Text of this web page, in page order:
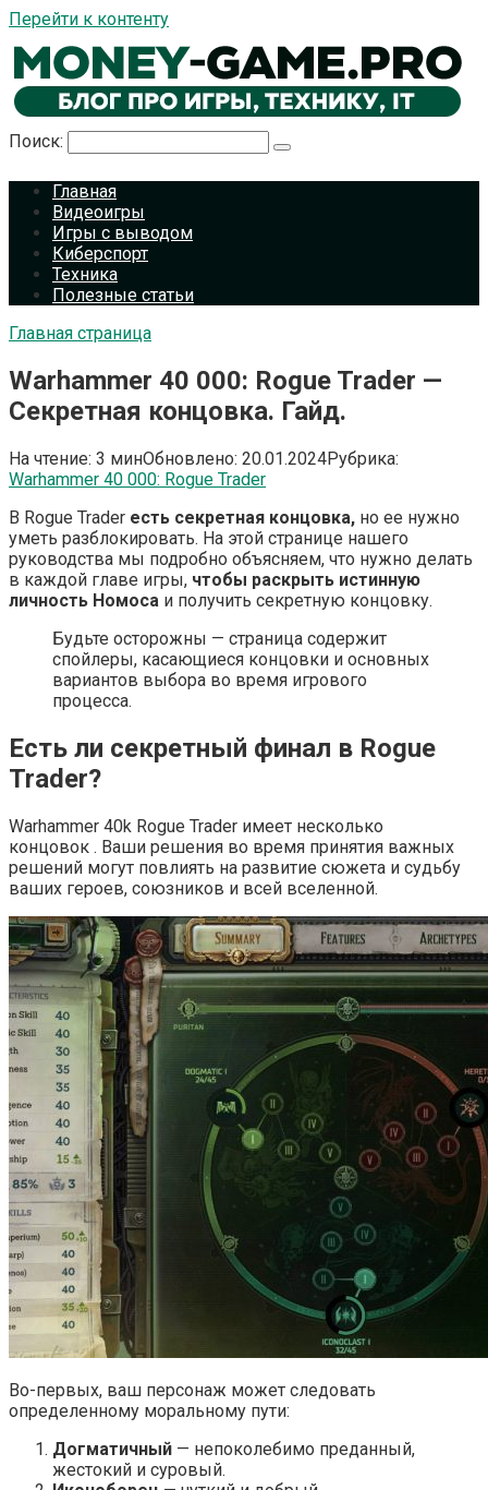
Перейти к контенту
Поиск:
Главная
Видеоигры
Игры с выводом
Киберспорт
Техника
Полезные статьи
Главная страница
Warhammer 40 000: Rogue Trader —
Секретная концовка. Гайд.
На чтение: 3 минОбновлено: 20.01.2024Рубрика:
Warhammer 40 000: Rogue Trader
В Rogue Trader есть секретная концовка, но ее нужно
уметь разблокировать. На этой странице нашего
руководства мы подробно объясняем, что нужно делать
в каждой главе игры, чтобы раскрыть истинную
личность Номоса и получить секретную концовку.
Будьте осторожны — страница содержит
спойлеры, касающиеся концовки и основных
вариантов выбора во время игрового
процесса.
Есть ли секретный финал в Rogue
Trader?
Warhammer 40k Rogue Trader имеет несколько
концовок . Ваши решения во время принятия важных
решений могут повлиять на развитие сюжета и судьбу
ваших героев, союзников и всей вселенной.
Во-первых, ваш персонаж может следовать
определенному моральному пути:
Догматичный — непоколебимо преданный,
жестокий и суровый.